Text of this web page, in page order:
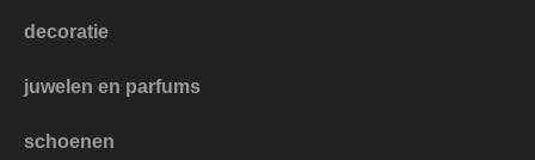
decoratie
juwelen en parfums
schoenen